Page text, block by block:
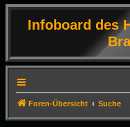
Infoboard des
Foren-Übersicht Suche